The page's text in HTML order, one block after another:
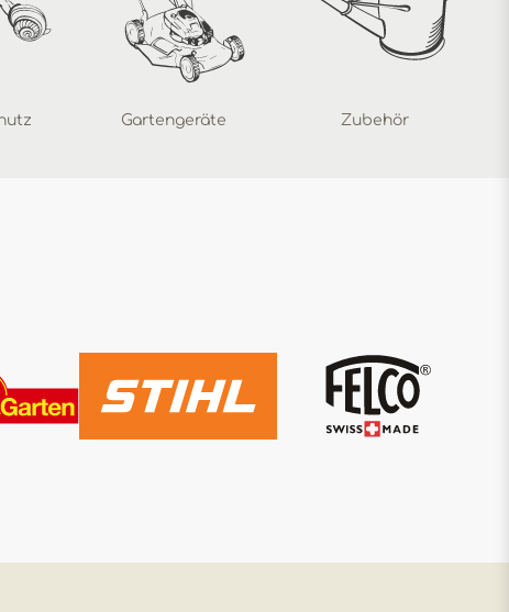
Gartengeräte Zubehör